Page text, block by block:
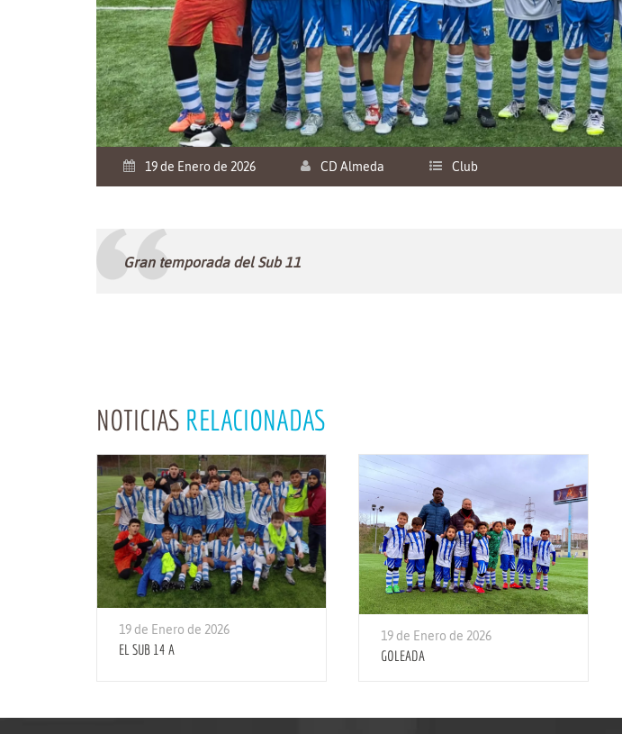
19 de Enero de 2026 CD Almeda Club
Gran temporada del Sub 11
NOTICIAS RELACIONADAS
19 de Enero de 2026
EL SUB 14 A
19 de Enero de 2026
GOLEADA